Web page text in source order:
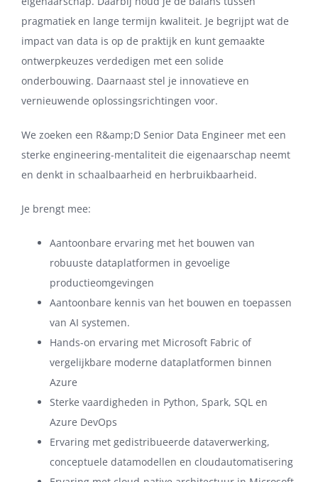
pragmatiek en lange termijn kwaliteit. Je begrijpt wat de
impact van data is op de praktijk en kunt gemaakte
ontwerpkeuzes verdedigen met een solide
onderbouwing. Daarnaast stel je innovatieve en
vernieuwende oplossingsrichtingen voor.
We zoeken een R&amp;D Senior Data Engineer met een
sterke engineering-mentaliteit die eigenaarschap neemt
en denkt in schaalbaarheid en herbruikbaarheid.
Je brengt mee:
Aantoonbare ervaring met het bouwen van
robuuste dataplatformen in gevoelige
productieomgevingen
Aantoonbare kennis van het bouwen en toepassen
van AI systemen.
Hands-on ervaring met Microsoft Fabric of
vergelijkbare moderne dataplatformen binnen
Azure
Sterke vaardigheden in Python, Spark, SQL en
Azure DevOps
Ervaring met gedistribueerde dataverwerking,
conceptuele datamodellen en cloudautomatisering